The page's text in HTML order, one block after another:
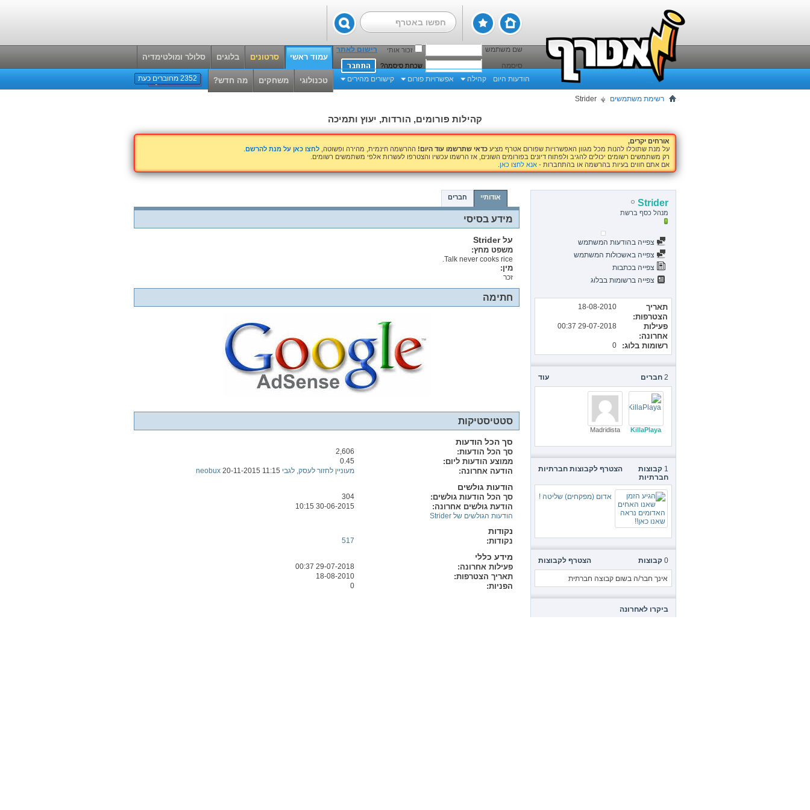
שם משתמש זכור אותי
רישום לאתר
סיסמה
שכחת סיסמה?
עמוד ראשי
הודעות היום קהילה אפשרויות פורום קישורים מהירים
סרטונים בלוגים סלולר ומולטימדיה
טכנולוגי משחקים מה חדש? 2352 מחוברים כעת
רשימת משתמשים Strider
קהילות פורומים, הורדות, יעוץ ותמיכה
אורחים יקרים,
על מנת שתוכלו להנות מכל מגוון האפשרויות שפורום אטרף מציע כדאי שתרשמו עוד היום! ההרשמה חינמית, מהירה ופשוטה, לחצו כאן על מנת להרשם
רק משתמשים רשומים יכולים להגיב ולפתוח דיונים בפורומים השונים, אז הרשמו עכשיו והצטרפו לעשרות אלפי משתמשים רשומים.
אם אתם חווים בעיות בהרשמה או בהתחברות - אנא לחצו כאן
Strider
מנהל כסף ברשת
צפייה בהודעות המשתמש
צפייה באשכולות המשתמש
צפייה בכתבות
צפייה ברשומות בבלוג
תאריך
הצטרפות
18-08-2010
פעילות
אחרונה
29-07-2018
00:37
רשומות בלוג 0
עוד 2 חברים
KillaPlaya
Madridista
הצטרף לקבוצות חברתיות 1 קבוצות
חברתיות
אדום (מפקחים) שליטה !
הצטרף לקבוצות 0 קבוצות
אינך חבר/ה בשום קבוצה חברתית
ביקרו לאחרונה
אודותיי חברים
מידע בסיסי
על Strider
משפט מחץ:
Talk never cooks rice.
מין:
זכר
חתימה
סטטיסטיקות
סך הכל הודעות
סך הכל הודעות 2,606
ממוצע הודעות ליום 0.45
הודעה אחרונה מעוניין לחזור לעסק, לגבי neobux 20-11-2015 11:15
הודעות גולשים
סך הכל הודעות גולשים 304
הודעת גולשים אחרונה 30-06-2015
10:15
הודעות הגולשים של Strider
נקודות
נקודות 517
מידע כללי
פעילות אחרונה 29-07-2018
00:37
תאריך הצטרפות 18-08-2010
הפניות 0